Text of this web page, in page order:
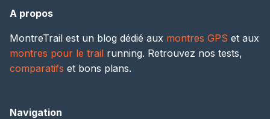
A propos
MontreTrail est un blog dédié aux montres GPS et aux
montres pour le trail running. Retrouvez nos tests,
comparatifs et bons plans.
Navigation